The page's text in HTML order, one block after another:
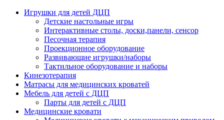
Игрушки для детей ДЦП
Детские настольные игры
Интерактивные столы, доски,панели, сенсор
Песочная терапия
Проекционное оборудование
Развивающие игрушки/наборы
Тактильное оборудование и наборы
Кинезотерапия
Матрасы для медицинских кроватей
Мебель для детей с ДЦП
Парты для детей с ДЦП
Медицинские кровати